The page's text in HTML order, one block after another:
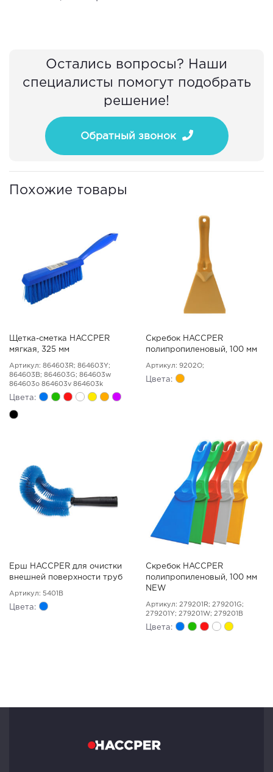
Остались вопросы? Наши
специалисты помогут подобрать
решение!
Обратный звонок
Похожие товары
Щетка-сметка HACCPER
мягкая, 325 мм
Артикул: 864603R; 864603Y;
864603B; 864603G; 864603w
864603o 864603v 864603k
Цвета:
Скребок HACCPER
полипропиленовый, 100 мм
Артикул: 9202O;
Цвета:
Ерш HACCPER для очистки
внешней поверхности труб
Артикул: 5401B
Цвета:
Скребок HACCPER
полипропиленовый, 100 мм
NEW
Артикул: 279201R; 279201G;
279201Y; 279201W; 279201B
Цвета: